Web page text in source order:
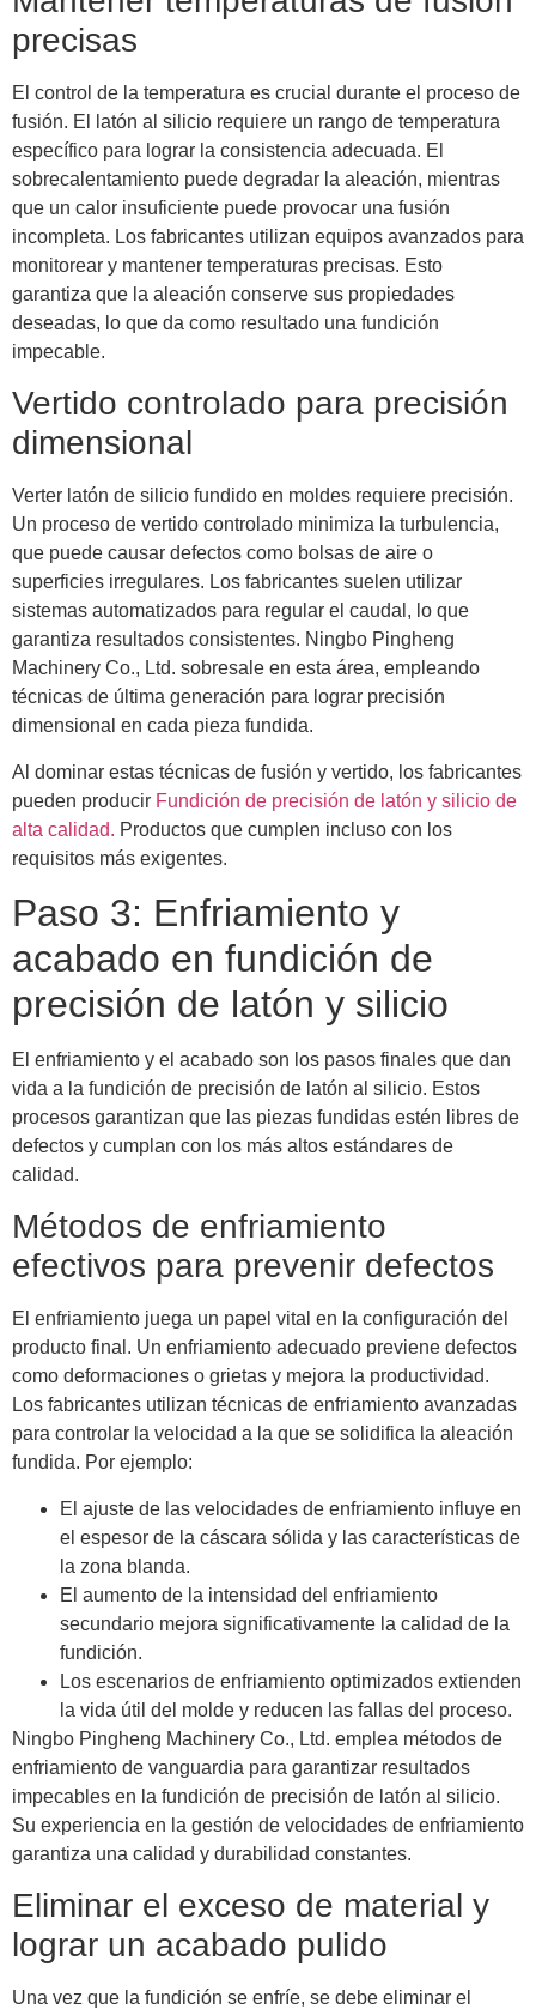
precisas
El control de la temperatura es crucial durante el proceso de
fusión. El latón al silicio requiere un rango de temperatura
específico para lograr la consistencia adecuada. El
sobrecalentamiento puede degradar la aleación, mientras
que un calor insuficiente puede provocar una fusión
incompleta. Los fabricantes utilizan equipos avanzados para
monitorear y mantener temperaturas precisas. Esto
garantiza que la aleación conserve sus propiedades
deseadas, lo que da como resultado una fundición
impecable.
Vertido controlado para precisión
dimensional
Verter latón de silicio fundido en moldes requiere precisión.
Un proceso de vertido controlado minimiza la turbulencia,
que puede causar defectos como bolsas de aire o
superficies irregulares. Los fabricantes suelen utilizar
sistemas automatizados para regular el caudal, lo que
garantiza resultados consistentes. Ningbo Pingheng
Machinery Co., Ltd. sobresale en esta área, empleando
técnicas de última generación para lograr precisión
dimensional en cada pieza fundida.
Al dominar estas técnicas de fusión y vertido, los fabricantes
pueden producir Fundición de precisión de latón y silicio de
alta calidad. Productos que cumplen incluso con los
requisitos más exigentes.
Paso 3: Enfriamiento y
acabado en fundición de
precisión de latón y silicio
El enfriamiento y el acabado son los pasos finales que dan
vida a la fundición de precisión de latón al silicio. Estos
procesos garantizan que las piezas fundidas estén libres de
defectos y cumplan con los más altos estándares de
calidad.
Métodos de enfriamiento
efectivos para prevenir defectos
El enfriamiento juega un papel vital en la configuración del
producto final. Un enfriamiento adecuado previene defectos
como deformaciones o grietas y mejora la productividad.
Los fabricantes utilizan técnicas de enfriamiento avanzadas
para controlar la velocidad a la que se solidifica la aleación
fundida. Por ejemplo:
El ajuste de las velocidades de enfriamiento influye en
el espesor de la cáscara sólida y las características de
la zona blanda.
El aumento de la intensidad del enfriamiento
secundario mejora significativamente la calidad de la
fundición.
Los escenarios de enfriamiento optimizados extienden
la vida útil del molde y reducen las fallas del proceso.
Ningbo Pingheng Machinery Co., Ltd. emplea métodos de
enfriamiento de vanguardia para garantizar resultados
impecables en la fundición de precisión de latón al silicio.
Su experiencia en la gestión de velocidades de enfriamiento
garantiza una calidad y durabilidad constantes.
Eliminar el exceso de material y
lograr un acabado pulido
Una vez que la fundición se enfríe, se debe eliminar el